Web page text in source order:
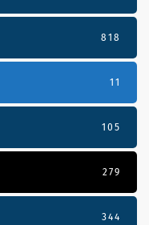
818
11
105
279
344